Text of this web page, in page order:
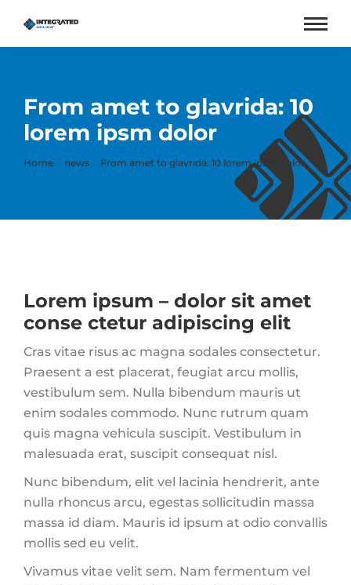
From amet to glavrida: 10
lorem ipsm dolor
You are here:
Home news From amet to glavrida: 10 lorem ipsm dolor
Lorem ipsum – dolor sit amet
conse ctetur adipiscing elit
Cras vitae risus ac magna sodales consectetur.
Praesent a est placerat, feugiat arcu mollis,
vestibulum sem. Nulla bibendum mauris ut
enim sodales commodo. Nunc rutrum quam
quis magna vehicula suscipit. Vestibulum in
malesuada erat, suscipit consequat nisl.
Nunc bibendum, elit vel lacinia hendrerit, ante
nulla rhoncus arcu, egestas sollicitudin massa
massa id diam. Mauris id ipsum at odio convallis
mollis sed eu velit.
Vivamus vitae velit sem. Nam fermentum vel